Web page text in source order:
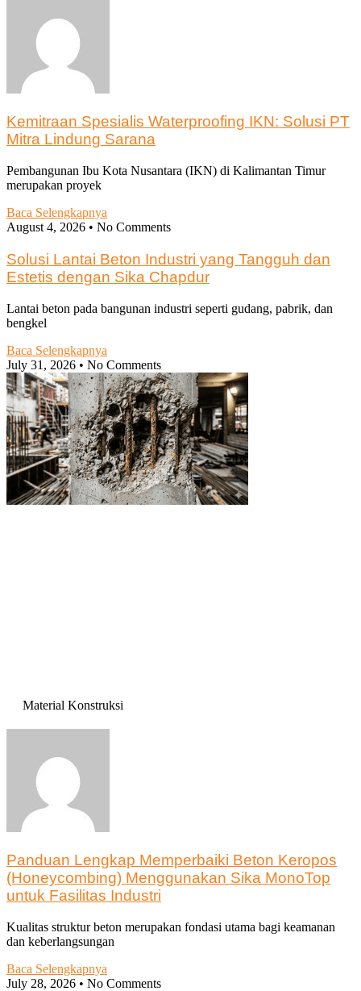
Kemitraan Spesialis Waterproofing IKN: Solusi PT
Mitra Lindung Sarana
Pembangunan Ibu Kota Nusantara (IKN) di Kalimantan Timur
merupakan proyek
Baca Selengkapnya
August 4, 2026
No Comments
Solusi Lantai Beton Industri yang Tangguh dan
Estetis dengan Sika Chapdur
Lantai beton pada bangunan industri seperti gudang, pabrik, dan
bengkel
Baca Selengkapnya
July 31, 2026
No Comments
Material Konstruksi
Panduan Lengkap Memperbaiki Beton Keropos
(Honeycombing) Menggunakan Sika MonoTop
untuk Fasilitas Industri
Kualitas struktur beton merupakan fondasi utama bagi keamanan
dan keberlangsungan
Baca Selengkapnya
July 28, 2026
No Comments